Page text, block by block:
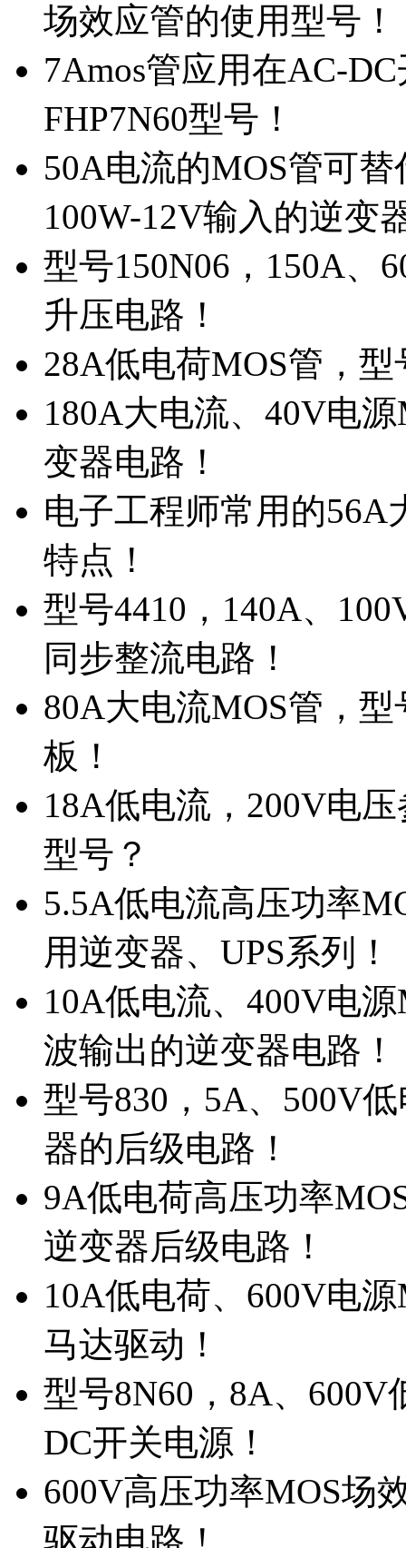
场效应管的使用型号！
7Amos管应用在AC-
FHP7N60型号！
50A电流的MOS管可
100W-12V输入的逆变
型号150N06，150A、
升压电路！
28A低电荷MOS管，
180A大电流、40V电
变器电路！
电子工程师常用的56A
特点！
型号4410，140A、
同步整流电路！
80A大电流MOS管，
板！
18A低电流，200V电
型号？
5.5A低电流高压功率
用逆变器、UPS系列！
10A低电流、400V电
波输出的逆变器电路！
型号830，5A、500V
器的后级电路！
9A低电荷高压功率
逆变器后级电路！
10A低电荷、600V电
马达驱动！
型号8N60，8A、
DC开关电源！
600V高压功率MOS场